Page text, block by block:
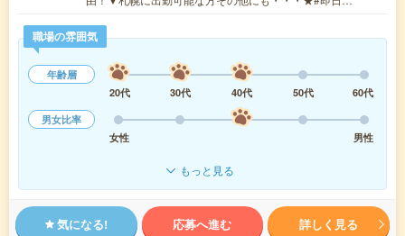
職場の雰囲気
年齢層
20代
30代 40代 50代
60代
男女比率
女性
男性
もっと見る
気になる! 応募へ進む 詳しく見る